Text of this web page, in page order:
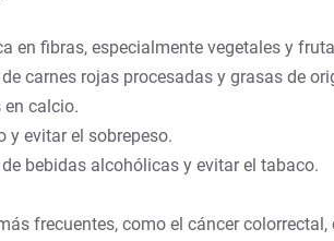
en fibras, especialmente vegetales y
carnes rojas procesadas y grasas de
calcio.
evitar el sobrepeso.
bebidas alcohólicas y evitar el tabaco.
frecuentes, como el cáncer